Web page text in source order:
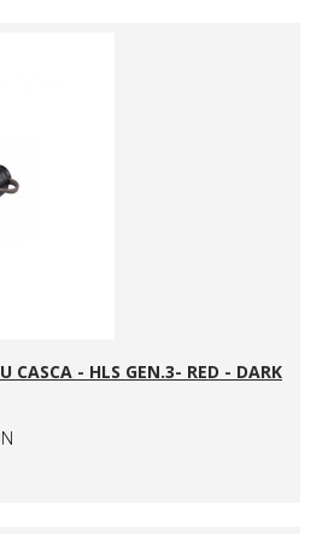
CASCA - HLS GEN.3- RED - DARK